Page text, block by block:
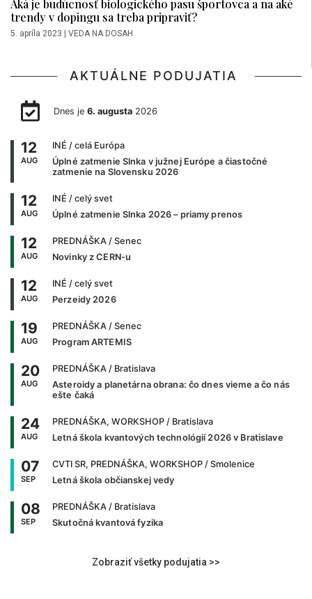
Aká je budúcnosť biologického pasu športovca a na aké
trendy v dopingu sa treba pripraviť?
5. apríla 2023 | VEDA NA DOSAH
AKTUÁLNE PODUJATIA
Dnes je 6. augusta2026
12
AUG
INÉ / celá Európa
Úplné zatmenie Slnka v južnej Európe a čiastočné
zatmenie na Slovensku 2026
12
AUG
INÉ / celý svet
Úplné zatmenie Slnka 2026 – priamy prenos
12
AUG
PREDNÁŠKA / Senec
Novinky z CERN-u
12
AUG
INÉ / celý svet
Perzeidy 2026
19
AUG
PREDNÁŠKA / Senec
Program ARTEMIS
20
AUG
PREDNÁŠKA / Bratislava
Asteroidy a planetárna obrana: čo dnes vieme a čo nás
ešte čaká
24
AUG
PREDNÁŠKA, WORKSHOP / Bratislava
Letná škola kvantových technológií 2026 v Bratislave
07
SEP
CVTI SR, PREDNÁŠKA, WORKSHOP / Smolenice
Letná škola občianskej vedy
08
SEP
PREDNÁŠKA / Bratislava
Skutočná kvantová fyzika
Zobraziť všetky podujatia >>